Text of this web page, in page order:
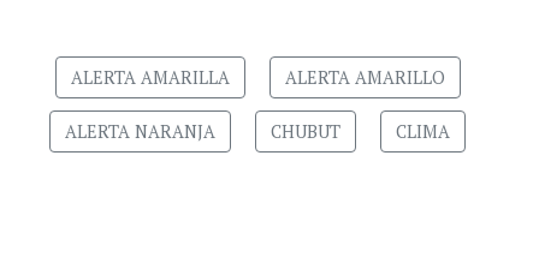
ALERTA AMARILLA ALERTA AMARILLO
ALERTA NARANJA CHUBUT CLIMA